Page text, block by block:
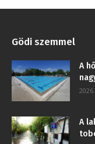
Gödi szemmel
A
A